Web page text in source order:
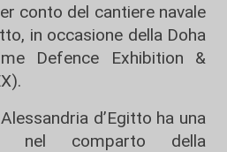
conto del cantiere navale
in occasione della Doha
Defence Exhibition &
d’Egitto ha una
nel comparto della